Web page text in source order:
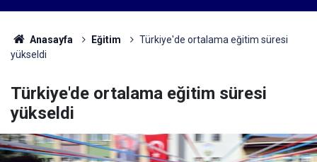
Anasayfa Eğitim
Türkiye'de ortalama eğitim süresi
yükseldi
Türkiye'de ortalama eğitim süresi
yükseldi